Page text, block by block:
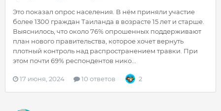
Это показал опрос населения. В нём приняли участие
более 1300 граждан Таиланда в возрасте 15 лет и старше.
Выяснилось, что около 76% опрошенных поддерживают
план нового правительства, которое хочет вернуть
плотный контроль над распространением травки. При
этом почти 69% респондентов нико...
17 июня, 2024 10 ответов 2